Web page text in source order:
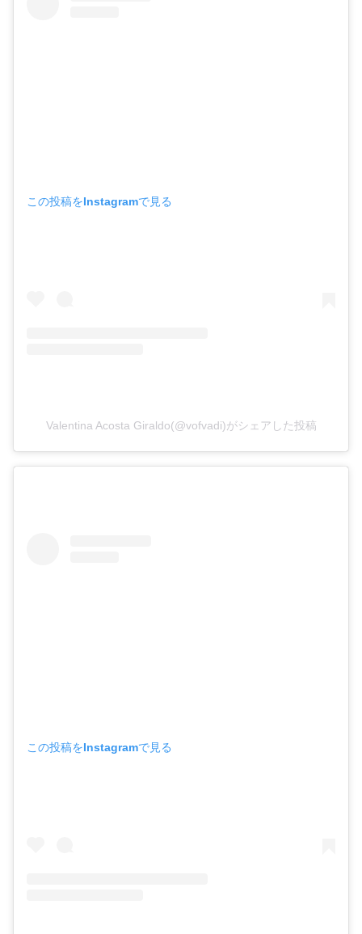
この投稿をInstagramで見る
Valentina Acosta Giraldo(@vofvadi)がシェアした投稿
この投稿をInstagramで見る